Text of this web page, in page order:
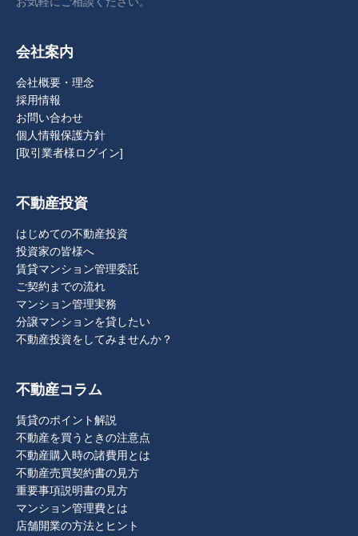
会社案内
会社概要・理念
採用情報
お問い合わせ
個人情報保護方針
[取引業者様ログイン]
不動産投資
はじめての不動産投資
投資家の皆様へ
賃貸マンション管理委託
ご契約までの流れ
マンション管理実務
分譲マンションを貸したい
不動産投資をしてみませんか？
不動産コラム
賃貸のポイント解説
不動産を買うときの注意点
不動産購入時の諸費用とは
不動産売買契約書の見方
重要事項説明書の見方
マンション管理費とは
店舗開業の方法とヒント